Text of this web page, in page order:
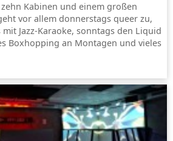
Kabinen und einem großen
vor allem donnerstags queer zu,
mit Jazz-Karaoke, sonntags den Liquid
Boxhopping an Montagen und vieles